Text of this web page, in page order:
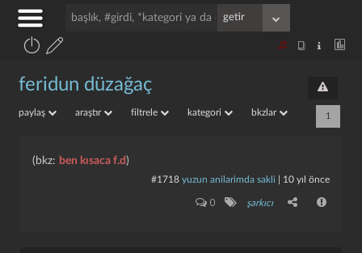
feridun düzağaç
paylaş araştır filtrele kategori bkzlar 1
(bkz: ben kısaca f.d )
#1718 yuzun anilarimda sakli 10 yıl önce
0 şarkıcı